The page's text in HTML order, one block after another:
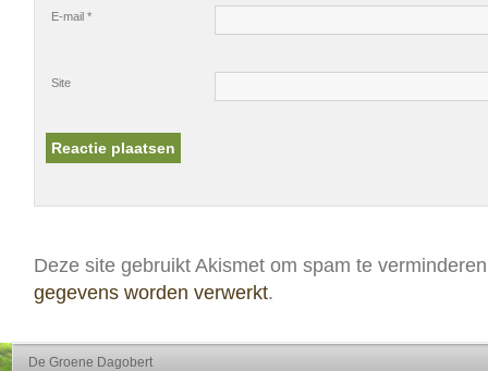
E-mail *
Site
Deze site gebruikt Akismet om spam te
gegevens worden verwerkt.
De Groene Dagobert